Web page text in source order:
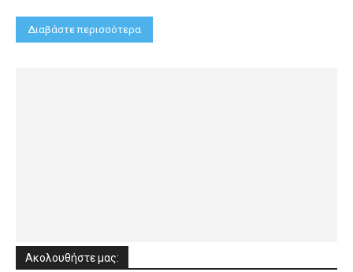
Διαβάστε περισσότερα
Ακολουθήστε μας: